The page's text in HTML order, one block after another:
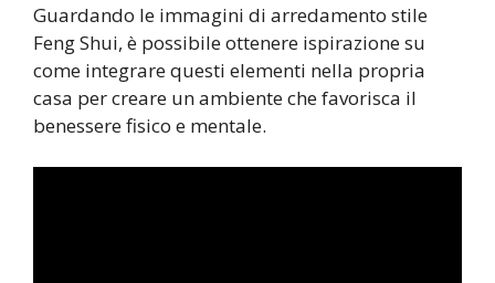
Guardando le immagini di arredamento stile
Feng Shui, è possibile ottenere ispirazione su
come integrare questi elementi nella propria
casa per creare un ambiente che favorisca il
benessere fisico e mentale.